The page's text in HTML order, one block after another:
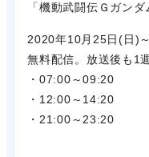
「機動武闘伝Ｇガンダ
2020年10月25日(日)
無料配信。放送後も1
・07:00～09:20
・12:00～14:20
・21:00～23:20